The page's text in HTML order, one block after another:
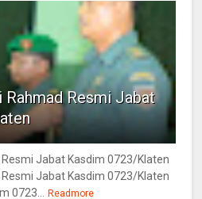
Resmi Jabat
Jabat Kasdim 0723/Klaten
Jabat Kasdim 0723/Klaten
0723... Readmore